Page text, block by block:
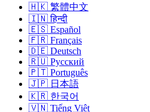
🇭🇰 繁體中文
🇮🇳 हिन्दी
🇪🇸 Español
🇫🇷 Français
🇩🇪 Deutsch
🇷🇺 Русский
🇵🇹 Português
🇯🇵 日本語
🇰🇷 한국어
🇻🇳 Tiếng Việt